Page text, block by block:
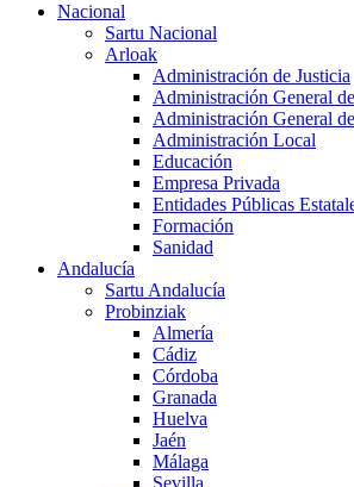
Nacional
Sartu Nacional
Arloak
Administración de Justicia
Administración General
Administración General
Administración Local
Educación
Empresa Privada
Entidades Públicas
Formación
Sanidad
Andalucía
Sartu Andalucía
Probinziak
Almería
Cádiz
Córdoba
Granada
Huelva
Jaén
Málaga